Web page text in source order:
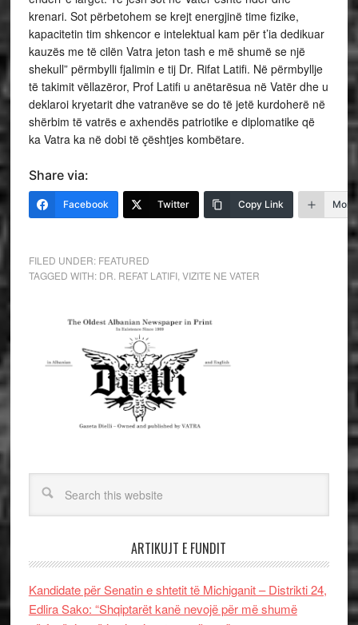
krenari. Sot përbetohem se krejt energjinë time fizike,
kapacitetin tim shkencor e intelektual kam për t’ia dedikuar
kauzës me të cilën Vatra jeton tash e më shumë se një
shekull” përmbylli fjalimin e tij Dr. Rifat Latifi. Në përmbyllje
të takimit vëllazëror, Prof Latifi u anëtarësua në Vatër dhe u
deklaroi kryetarit dhe vatranëve se do të jetë kurdoherë në
shërbim të vatrës e axhendës patriotike e diplomatike që
ka Vatra ka në dobi të çështjes kombëtare.
Share via:
Facebook Twitter Copy Link More
FILED UNDER: FEATURED
TAGGED WITH: DR. REFAT LATIFI, VIZITE NE VATER
ARTIKUJT E FUNDIT
Kandidate për Senatin e shtetit të Michiganit – Distrikti 24,
Edlira Sako: “Shqiptarët kanë nevojë për më shumë